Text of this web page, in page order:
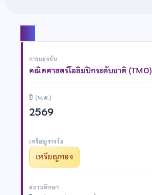
การแข่งขัน
คณิตศาสตร์โอลิมปิกระดับชาติ (TMO)
ปี (พ.ศ.)
2569
เหรียญรางวัล
เหรียญทอง
สถานศึกษา